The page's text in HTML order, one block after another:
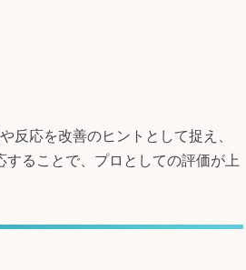
反応を改善のヒントとして捉え、
ることで、プロとしての評価が上